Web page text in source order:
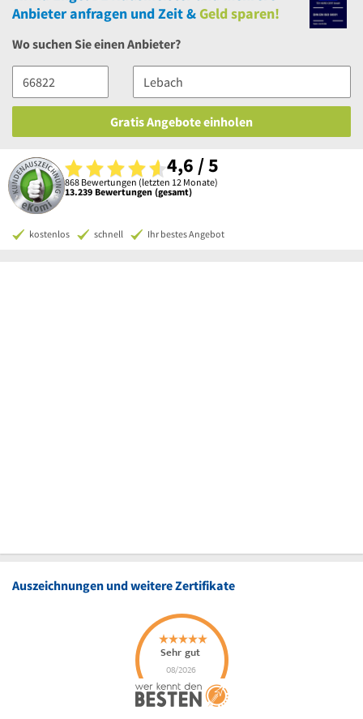
Anbieter anfragen und Zeit &Geld sparen!
Wo suchen Sie einen Anbieter?
Gratis Angebote einholen
4,6 / 5
868 Bewertungen (letzten 12 Monate)
13.239 Bewertungen (gesamt)
kostenlos schnell Ihr bestes Angebot
Auszeichnungen und weitere Zertifikate